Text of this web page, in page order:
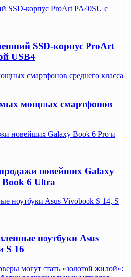
SSD-корпус ProArt PA40SU с
SSD-корпус ProArt
USB4
смартфонов среднего класса
мощных смартфонов
новейших Galaxy Book 6 Pro и
продажи новейших Galaxy
6 Ultra
ноутбуки Asus Vivobook S 14, S
ноутбуки Asus
S 16
могут стать «золотой жилой»: